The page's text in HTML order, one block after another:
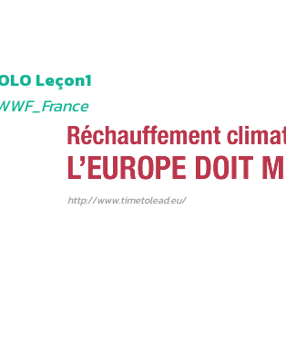
Leçon1
http://www.timetolead.eu/